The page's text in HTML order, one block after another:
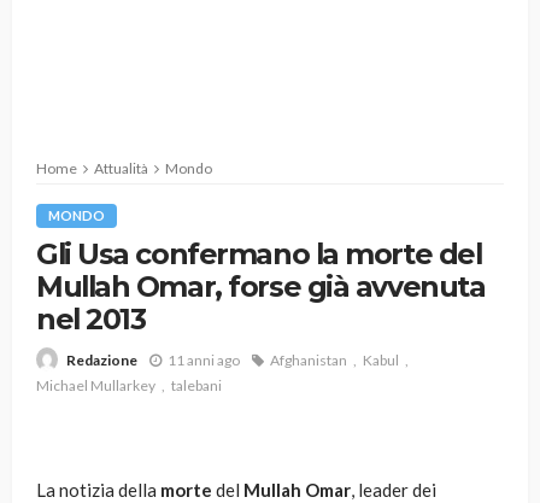
Home Attualità Mondo
MONDO
Gli Usa confermano la morte del
Mullah Omar, forse già avvenuta
nel 2013
Redazione 11 anni ago Afghanistan
Kabul
Michael Mullarkey
talebani
La notizia della morte del Mullah Omar, leader dei